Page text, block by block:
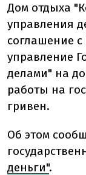
Дом отдыха
управления
соглашение
управление
делами" на
работы на
гривен.
Об этом
деньги".